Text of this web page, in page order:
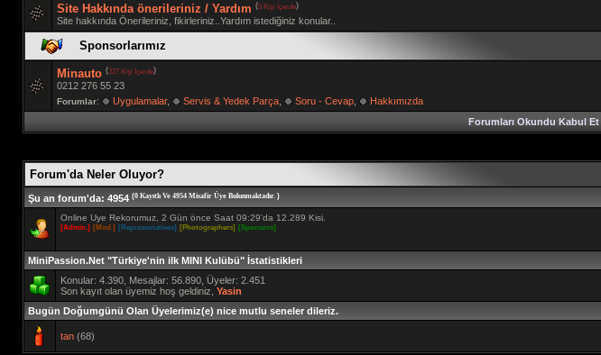
Site Hakkında önerileriniz / Yardım (5 Kişi İçerde)
Site hakkında Önerileriniz, fikirleriniz..Yardım istediğiniz konular..
Sponsorlarımız
Minauto (227 Kişi İçerde)
0212 276 55 23
Forumlar: Uygulamalar, Servis & Yedek Parça Soru - Cevap Hakkımızda
Forumları Okundu Kabul Et
Forum'da Neler Oluyor?
Şu an forum'da: 4954 (0 Kayıtlı Ve 4954 Misafir Üye Bulunmaktadır. )
Online Uye Rekorumuz, 2 Gün önce Saat 09:29'da 12.289 Kisi.
[Admin.] [Mod.] [Representatives] [Photographers] [Sponsors]
MiniPassion.Net "Türkiye'nin ilk MINI Kulübü" İstatistikleri
Konular: 4.390, Mesajlar: 56.890, Üyeler: 2.451
Son kayıt olan üyemiz hoş geldiniz, Yasin
Bugün Doğumgünü Olan Üyelerimiz(e) nice mutlu seneler dileriz.
tan (68)